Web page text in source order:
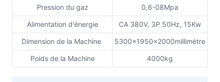
Pression du gaz 0,6-08Mpa
Alimentation d'énergie CA 380V, 3P 50Hz, 15Kw
Dimension de la Machine 5300x1950x2000millimètre
Poids de la Machine 4000kg